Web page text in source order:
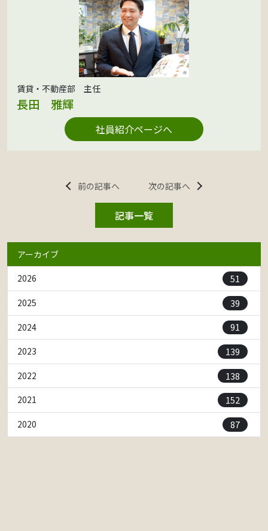
賃貸・不動産部 主任
長田 雅輝
社員紹介ページへ
前の記事へ 次の記事へ
記事一覧
アーカイブ
2026
51
2025 39
2024 91
2023 139
2022 138
2021 152
2020 87